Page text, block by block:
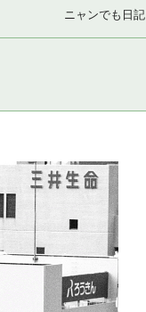
ニャンでも日記